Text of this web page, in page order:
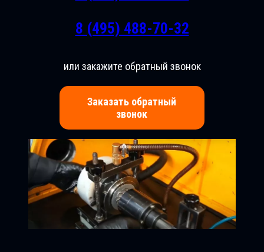
8 (495) 488-70-32
или закажите обратный звонок
Заказать обратный
звонок